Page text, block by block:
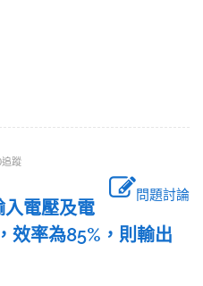
追蹤
問題討論
入電壓及電
效率為85%，則輸出